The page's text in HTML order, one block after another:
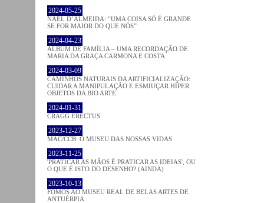
2024-05-25
NAEL D’ALMEIDA: “UMA COISA SÓ É GRANDE
SE FOR MAIOR DO QUE NÓS”
2024-04-23
ÁLBUM DE FAMÍLIA – UMA RECORDAÇÃO DE
MARIA DA GRAÇA CARMONA E COSTA
2024-03-09
CAMINHOS NATURAIS DA ARTIFICIALIZAÇÃO:
CUIDAR A MANIPULAÇÃO E ESMIUÇAR HÍPER
OBJETOS DA BIO ARTE
2024-01-31
CRAGG ERECTUS
2023-12-27
MAC/CCB: O MUSEU DAS NOSSAS VIDAS
2023-11-25
'PRATICAR AS MÃOS É PRATICAR AS IDEIAS', OU
O QUE É ISTO DO DESENHO? (AINDA)
2023-10-13
FOMOS AO MUSEU REAL DE BELAS ARTES DE
ANTUÉRPIA